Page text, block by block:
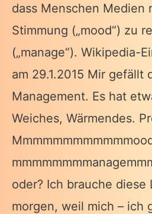
dass Menschen Medien
Stimmung („mood“) zu
(„manage“). Wikipedia-
am 29.1.2015 Mir gefällt
Management. Es hat
Weiches, Wärmendes.
oder? Ich brauche diese
morgen, weil mich – ich